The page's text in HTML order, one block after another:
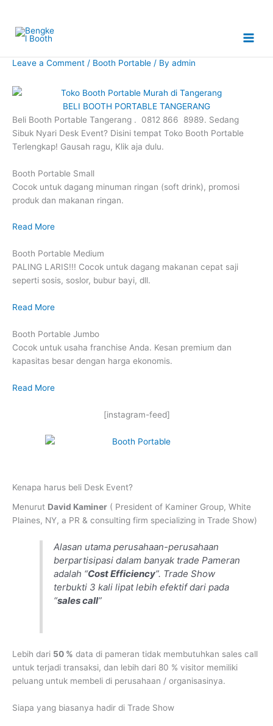
content
Leave a Comment / Booth Portable / By admin
BELI BOOTH PORTABLE TANGERANG
Beli Booth Portable Tangerang . 0812 866 8989. Sedang
Sibuk Nyari Desk Event? Disini tempat Toko Booth Portable
Terlengkap! Gausah ragu, Klik aja dulu.
Booth Portable Small
Cocok untuk dagang minuman ringan (soft drink), promosi
produk dan makanan ringan.
Read More
Booth Portable Medium
PALING LARIS!!! Cocok untuk dagang makanan cepat saji
seperti sosis, soslor, bubur bayi, dll.
Read More
Booth Portable Jumbo
Cocok untuk usaha franchise Anda. Kesan premium dan
kapasitas besar dengan harga ekonomis.
Read More
[instagram-feed]
Kenapa harus beli Desk Event?
Menurut David Kaminer ( President of Kaminer Group, White
Plaines, NY, a PR & consulting firm specializing in Trade Show)
Alasan utama perusahaan-perusahaan
berpartisipasi dalam banyak trade Pameran
adalah “Cost Efficiency”. Trade Show
terbukti 3 kali lipat lebih efektif dari pada
“sales call”
Lebih dari 50 % data di pameran tidak membutuhkan sales call
untuk terjadi transaksi, dan lebih dari 80 % visitor memiliki
peluang untuk membeli di perusahaan / organisasinya.
Siapa yang biasanya hadir di Trade Show